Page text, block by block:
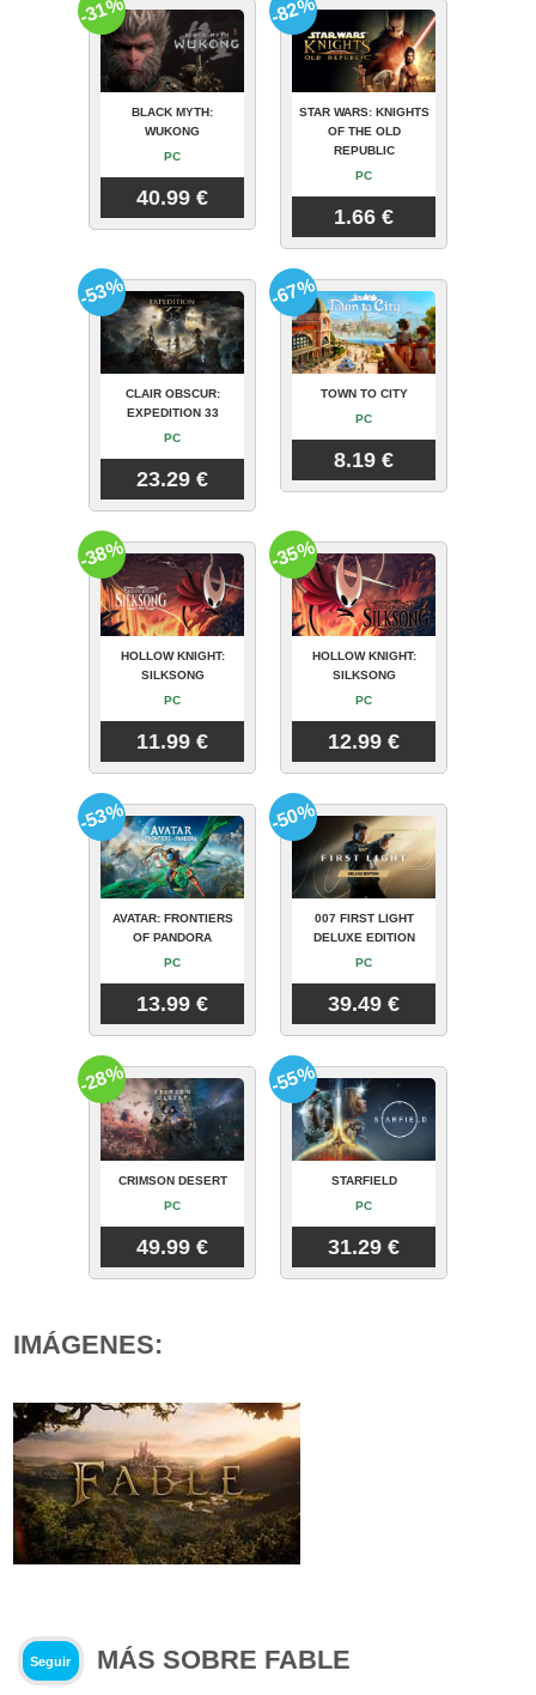
BLACK MYTH:
WUKONG
PC
40.99 €
-31%
STAR WARS: KNIGHTS
OF THE OLD
REPUBLIC
PC
1.66 €
-82%
CLAIR OBSCUR:
EXPEDITION 33
PC
23.29 €
-53%
TOWN TO CITY
PC
8.19 €
-67%
HOLLOW KNIGHT:
SILKSONG
PC
11.99 €
-38%
HOLLOW KNIGHT:
SILKSONG
PC
12.99 €
-35%
AVATAR: FRONTIERS
OF PANDORA
PC
13.99 €
-53%
007 FIRST LIGHT
DELUXE EDITION
PC
39.49 €
-50%
CRIMSON DESERT
PC
49.99 €
-28%
STARFIELD
PC
31.29 €
-55%
IMÁGENES:
Seguir MÁS SOBRE FABLE